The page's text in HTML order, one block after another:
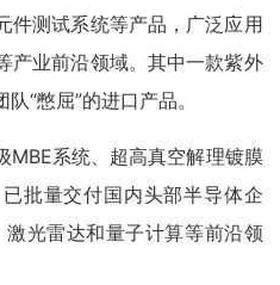
件测试系统等产品，广泛应用
产业前沿领域。其中一款紫外
“憋屈”的进口产品。
MBE系统、超高真空解理镀膜
批量交付国内头部半导体企
光雷达和量子计算等前沿领